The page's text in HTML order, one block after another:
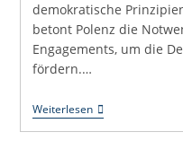
demokratische
betont Polenz die
Engagements, um die
fördern.…
WeiterlesenTu
Was!